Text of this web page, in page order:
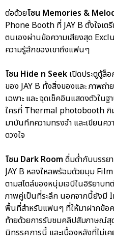
ต่อด้วยโซน Memories &
Phone Booth ที่ JAY B ตั้งใจเ
ตนเองผ่านข้อความเสียงสุด
ความรู้สึกของเขาถึงแฟนๆ
โซน Hide n Seek เปิดประตูตู้ล็
ของ JAY B ทั้งสิ่งของและ ภาพถ่
เฉพาะ และ จุดเช็คอินแสดงตัวใน
ใครที่ Thermal photobooth กิ
มาบันทึกความทรงจำ และเขียนค
ดวงใจ
โซน Dark Room ดื่มด่ำกับบรรย
JAY B หลงใหลพร้อมด้วยมุม
ตามสไตล์ของหนุ่มเจบีในอิริยาบ
ภาพคู่เป็นที่ระลึก นอกจากนี้ยัง
พื้นที่สำหรับแฟนๆ ที่ให้มาฝากข้อค
ท้ายด้วยการรับชมคลิปสัมภาษณ์สุ
นิทรรศการนี้ และเบื้องหลังที่ไม่เ